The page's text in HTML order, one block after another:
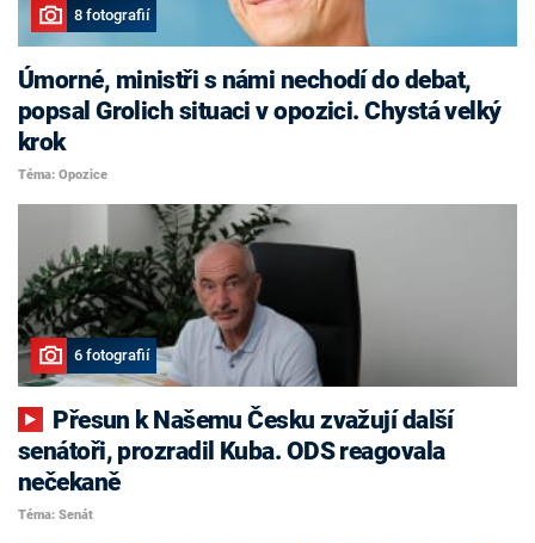
8 fotografií
Úmorné, ministři s námi nechodí do debat,
popsal Grolich situaci v opozici. Chystá velký
krok
Téma: Opozice
6 fotografií
senátoři, prozradil Kuba. ODS reagovala
nečekaně
Téma: Senát